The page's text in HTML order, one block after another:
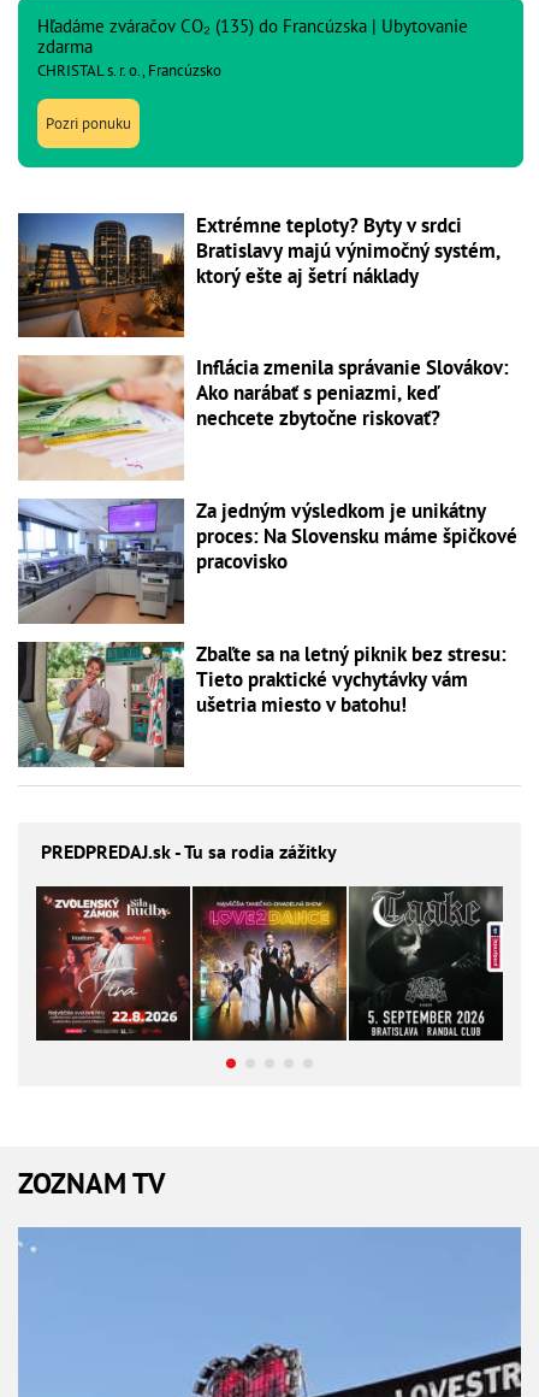
Hľadáme zváračov CO₂ (135) do Francúzska | Ubytovanie
zdarma
CHRISTAL s. r. o., Francúzsko
Pozri ponuku
Extrémne teploty? Byty v srdci
Bratislavy majú výnimočný systém,
ktorý ešte aj šetrí náklady
Inflácia zmenila správanie Slovákov:
Ako narábať s peniazmi, keď
nechcete zbytočne riskovať?
Za jedným výsledkom je unikátny
proces: Na Slovensku máme špičkové
pracovisko
Zbaľte sa na letný piknik bez stresu:
Tieto praktické vychytávky vám
ušetria miesto v batohu!
PREDPREDAJ.sk - Tu sa rodia zážitky
ZOZNAM TV